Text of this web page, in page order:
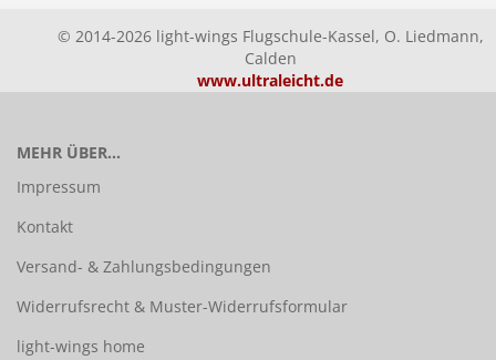
© 2014-2026 light-wings Flugschule-Kassel, O. Liedmann,
Calden
www.ultraleicht.de
MEHR ÜBER...
Impressum
Kontakt
Versand- & Zahlungsbedingungen
Widerrufsrecht & Muster-Widerrufsformular
light-wings home